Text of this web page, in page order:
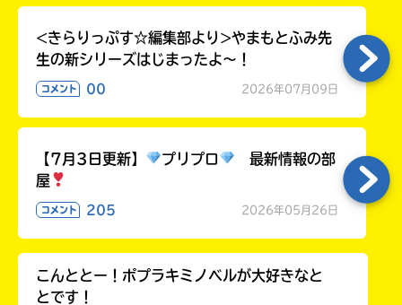
<きらりっぷす☆編集部より>やまもとふみ先
生の新シリーズはじまったよ～！
コメント 00 2026年07月09日
【7月3日更新】 プリプロ
最新情報の部
屋
コメント 205 2026年05月26日
こんととー！ポプラキミノベルが大好きなと
とです！